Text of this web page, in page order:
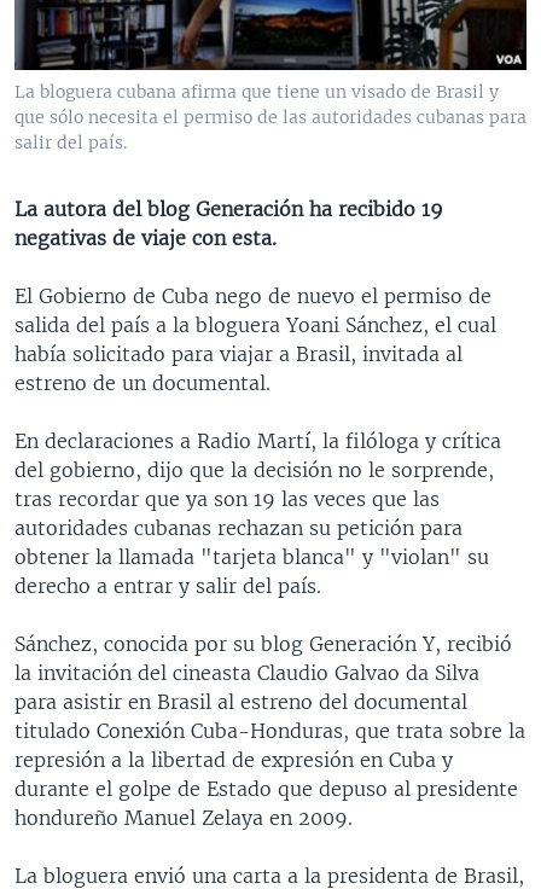
VENEZUELA
BRASIL
NICARAGUA
ECONOMÍA
ENTRETENIMIENTO Y CULTURA
TECNOLOGÍA
DEPORTES
MULTIMEDIA
VIDEOS
FOTOGRAFÍA
AUDIOS
PROGRAMAS TV
EL MUNDO AL DÍA
FORO INTERAMERICANO
LAS CLAVES
RADIO
AVANCE INFORMATIVO
BUENOS DÍAS AMÉRICA
EL MUNDO AL DÍA [RADIO]
ENTRETENIMIENTO
DIRECT
SÍGANOS
Idiomas
La bloguera cubana afirma que tiene un visado de Brasil y
que sólo necesita el permiso de las autoridades cubanas para
salir del país.
La autora del blog Generación ha recibido 19
negativas de viaje con esta.
El Gobierno de Cuba nego de nuevo el permiso de
salida del país a la bloguera Yoani Sánchez, el cual
había solicitado para viajar a Brasil, invitada al
estreno de un documental.
En declaraciones a Radio Martí, la filóloga y crítica
del gobierno, dijo que la decisión no le sorprende,
tras recordar que ya son 19 las veces que las
autoridades cubanas rechazan su petición para
obtener la llamada "tarjeta blanca" y "violan" su
derecho a entrar y salir del país.
Sánchez, conocida por su blog Generación Y, recibió
la invitación del cineasta Claudio Galvao da Silva
para asistir en Brasil al estreno del documental
titulado Conexión Cuba-Honduras, que trata sobre la
represión a la libertad de expresión en Cuba y
durante el golpe de Estado que depuso al presidente
hondureño Manuel Zelaya en 2009.
La bloguera envió una carta a la presidenta de Brasil,